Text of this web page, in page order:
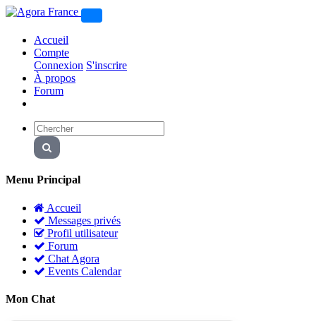
Accueil
Compte
Connexion S'inscrire
À propos
Forum
Menu Principal
Accueil
Messages privés
Profil utilisateur
Forum
Chat Agora
Events Calendar
Mon Chat